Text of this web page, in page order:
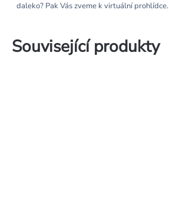
daleko? Pak Vás zveme k virtuální prohlídce.
Související produkty